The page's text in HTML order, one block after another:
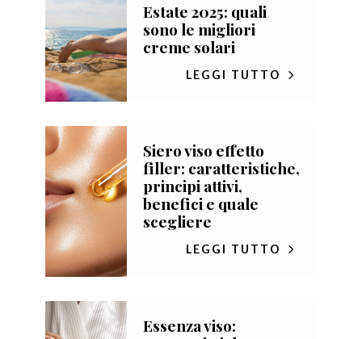
Estate 2025: quali
sono le migliori
creme solari
LEGGI TUTTO
Siero viso effetto
filler: caratteristiche,
principi attivi,
benefici e quale
scegliere
LEGGI TUTTO
Essenza viso: